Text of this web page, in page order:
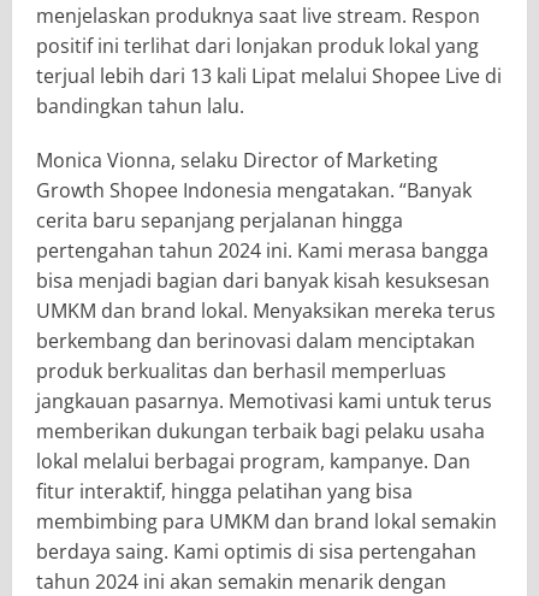
menjelaskan produknya saat live stream. Respon
positif ini terlihat dari lonjakan produk lokal yang
terjual lebih dari 13 kali Lipat melalui Shopee Live di
bandingkan tahun lalu.
Monica Vionna, selaku Director of Marketing
Growth Shopee Indonesia mengatakan. “Banyak
cerita baru sepanjang perjalanan hingga
pertengahan tahun 2024 ini. Kami merasa bangga
bisa menjadi bagian dari banyak kisah kesuksesan
UMKM dan brand lokal. Menyaksikan mereka terus
berkembang dan berinovasi dalam menciptakan
produk berkualitas dan berhasil memperluas
jangkauan pasarnya. Memotivasi kami untuk terus
memberikan dukungan terbaik bagi pelaku usaha
lokal melalui berbagai program, kampanye. Dan
fitur interaktif, hingga pelatihan yang bisa
membimbing para UMKM dan brand lokal semakin
berdaya saing. Kami optimis di sisa pertengahan
tahun 2024 ini akan semakin menarik dengan